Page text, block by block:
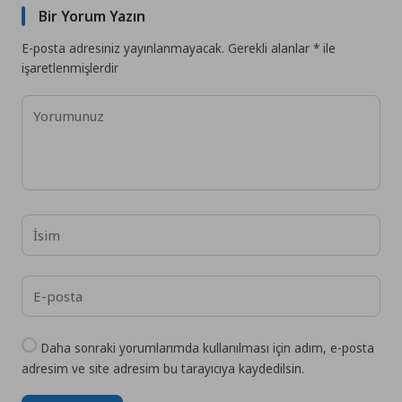
Bir Yorum Yazın
E-posta adresiniz yayınlanmayacak. Gerekli alanlar* ile
işaretlenmişlerdir
Daha sonraki yorumlarımda kullanılması için adım, e-posta
adresim ve site adresim bu tarayıcıya kaydedilsin.